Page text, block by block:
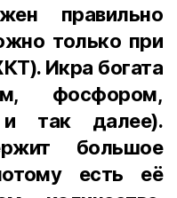
правильно
только при
Икра богата
фосфором,
так далее).
большое
есть её